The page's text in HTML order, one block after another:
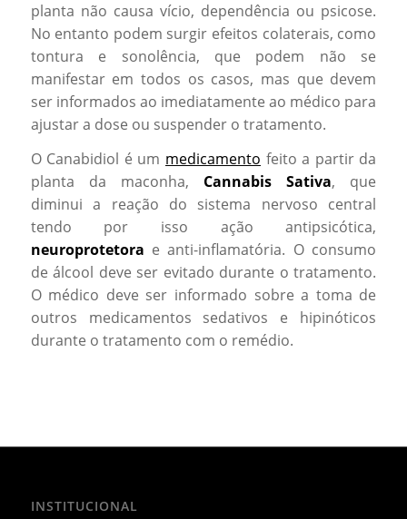
planta não causa vício, dependência ou psicose.
No entanto podem surgir efeitos colaterais, como
tontura e sonolência, que podem não se
manifestar em todos os casos, mas que devem
ser informados ao imediatamente ao médico para
ajustar a dose ou suspender o tratamento.
O Canabidiol é um medicamento feito a partir da
planta da maconha, Cannabis Sativa, que
diminui a reação do sistema nervoso central
tendo por isso ação antipsicótica,
neuroprotetora e anti-inflamatória. O consumo
de álcool deve ser evitado durante o tratamento.
O médico deve ser informado sobre a toma de
outros medicamentos sedativos e hipinóticos
durante o tratamento com o remédio.
INSTITUCIONAL